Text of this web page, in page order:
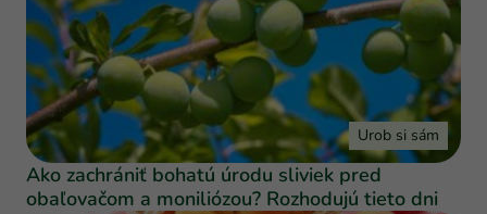
Urob si sám
Ako zachrániť bohatú úrodu sliviek pred
obaľovačom a moniliózou? Rozhodujú tieto dni